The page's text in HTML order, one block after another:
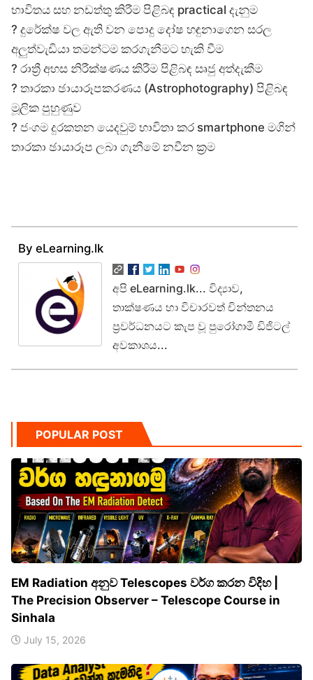
භාවිතය සහ නඩත්තු කිරීම පිළිබඳ practical දැනුම
? දුරේක්ෂ වල ඇති වන පොදු දෝෂ හඳුනාගෙන සරල
අලුත්වැඩියා තමන්ටම කරගැනීමට හැකි වීම
? රාත්‍රී අහස නිරීක්ෂණය කිරීම පිළිබඳ සෘජු අත්දැකීම
? තාරකා ඡායාරූපකරණය (Astrophotography) පිළිබඳ
මූලික පුහුණුව
? ජංගම දුරකතන යෙදවුම් භාවිතා කර smartphone මගින්
තාරකා ඡායාරූප ලබා ගැනීමේ නවීන ක්‍රම
By eLearning.lk
අපි eLearning.lk... විද්‍යාව,
තාක්ෂණය හා විචාරවත් චින්තනය
ප්‍රවර්ධනයට කැප වූ පුරෝගාමී ඩිජිටල්
අවකාශය...
POPULAR POST
EM Radiation අනුව Telescopes වර්ග කරන විදිහ |
The Precision Observer – Telescope Course in
Sinhala
July 15, 2026